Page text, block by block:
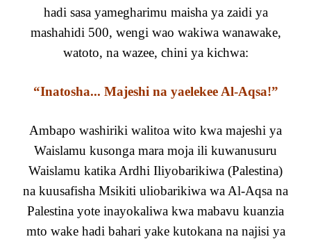
hadi sasa yamegharimu maisha ya zaidi ya
mashahidi 500, wengi wao wakiwa wanawake,
watoto, na wazee, chini ya kichwa:
“Inatosha... Majeshi na yaelekee Al-Aqsa!”
Ambapo washiriki walitoa wito kwa majeshi ya
Waislamu kusonga mara moja ili kuwanusuru
Waislamu katika Ardhi Iliyobarikiwa (Palestina)
na kuusafisha Msikiti uliobarikiwa wa Al-Aqsa na
Palestina yote inayokaliwa kwa mabavu kuanzia
mto wake hadi bahari yake kutokana na najisi ya